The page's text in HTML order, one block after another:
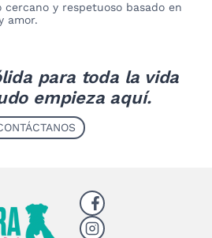
cercano y respetuoso basado en
amor.
para toda la vida
empieza aquí.